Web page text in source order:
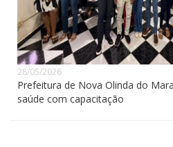
28/05/2026
Prefeitura de Nova Olinda do
saúde com capacitação